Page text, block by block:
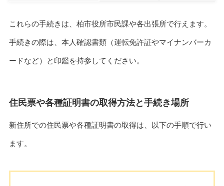
これらの手続きは、柏市役所市民課や各出張所で行えます。
手続きの際は、本人確認書類（運転免許証やマイナンバーカ
ードなど）と印鑑を持参してください。
住民票や各種証明書の取得方法と手続き場所
新住所での住民票や各種証明書の取得は、以下の手順で行い
ます。